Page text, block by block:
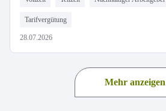
Tarifvergütung
28.07.2026
Mehr anzeigen